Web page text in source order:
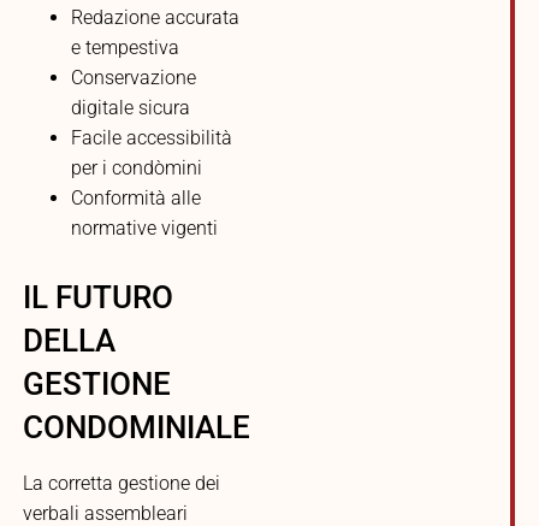
Redazione accurata
e tempestiva
Conservazione
digitale sicura
Facile accessibilità
per i condòmini
Conformità alle
normative vigenti
IL FUTURO
DELLA
GESTIONE
CONDOMINIALE
La corretta gestione dei
verbali assembleari